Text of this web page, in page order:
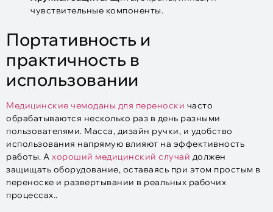
чувствительные компоненты.
Портативность и
практичность в
использовании
Медицинские чемоданы для переноски часто
обрабатываются несколько раз в день разными
пользователями. Масса, дизайн ручки, и удобство
использования напрямую влияют на эффективность
работы. А хороший медицинский случай должен
защищать оборудование, оставаясь при этом простым в
переноске и развертывании в реальных рабочих
процессах..